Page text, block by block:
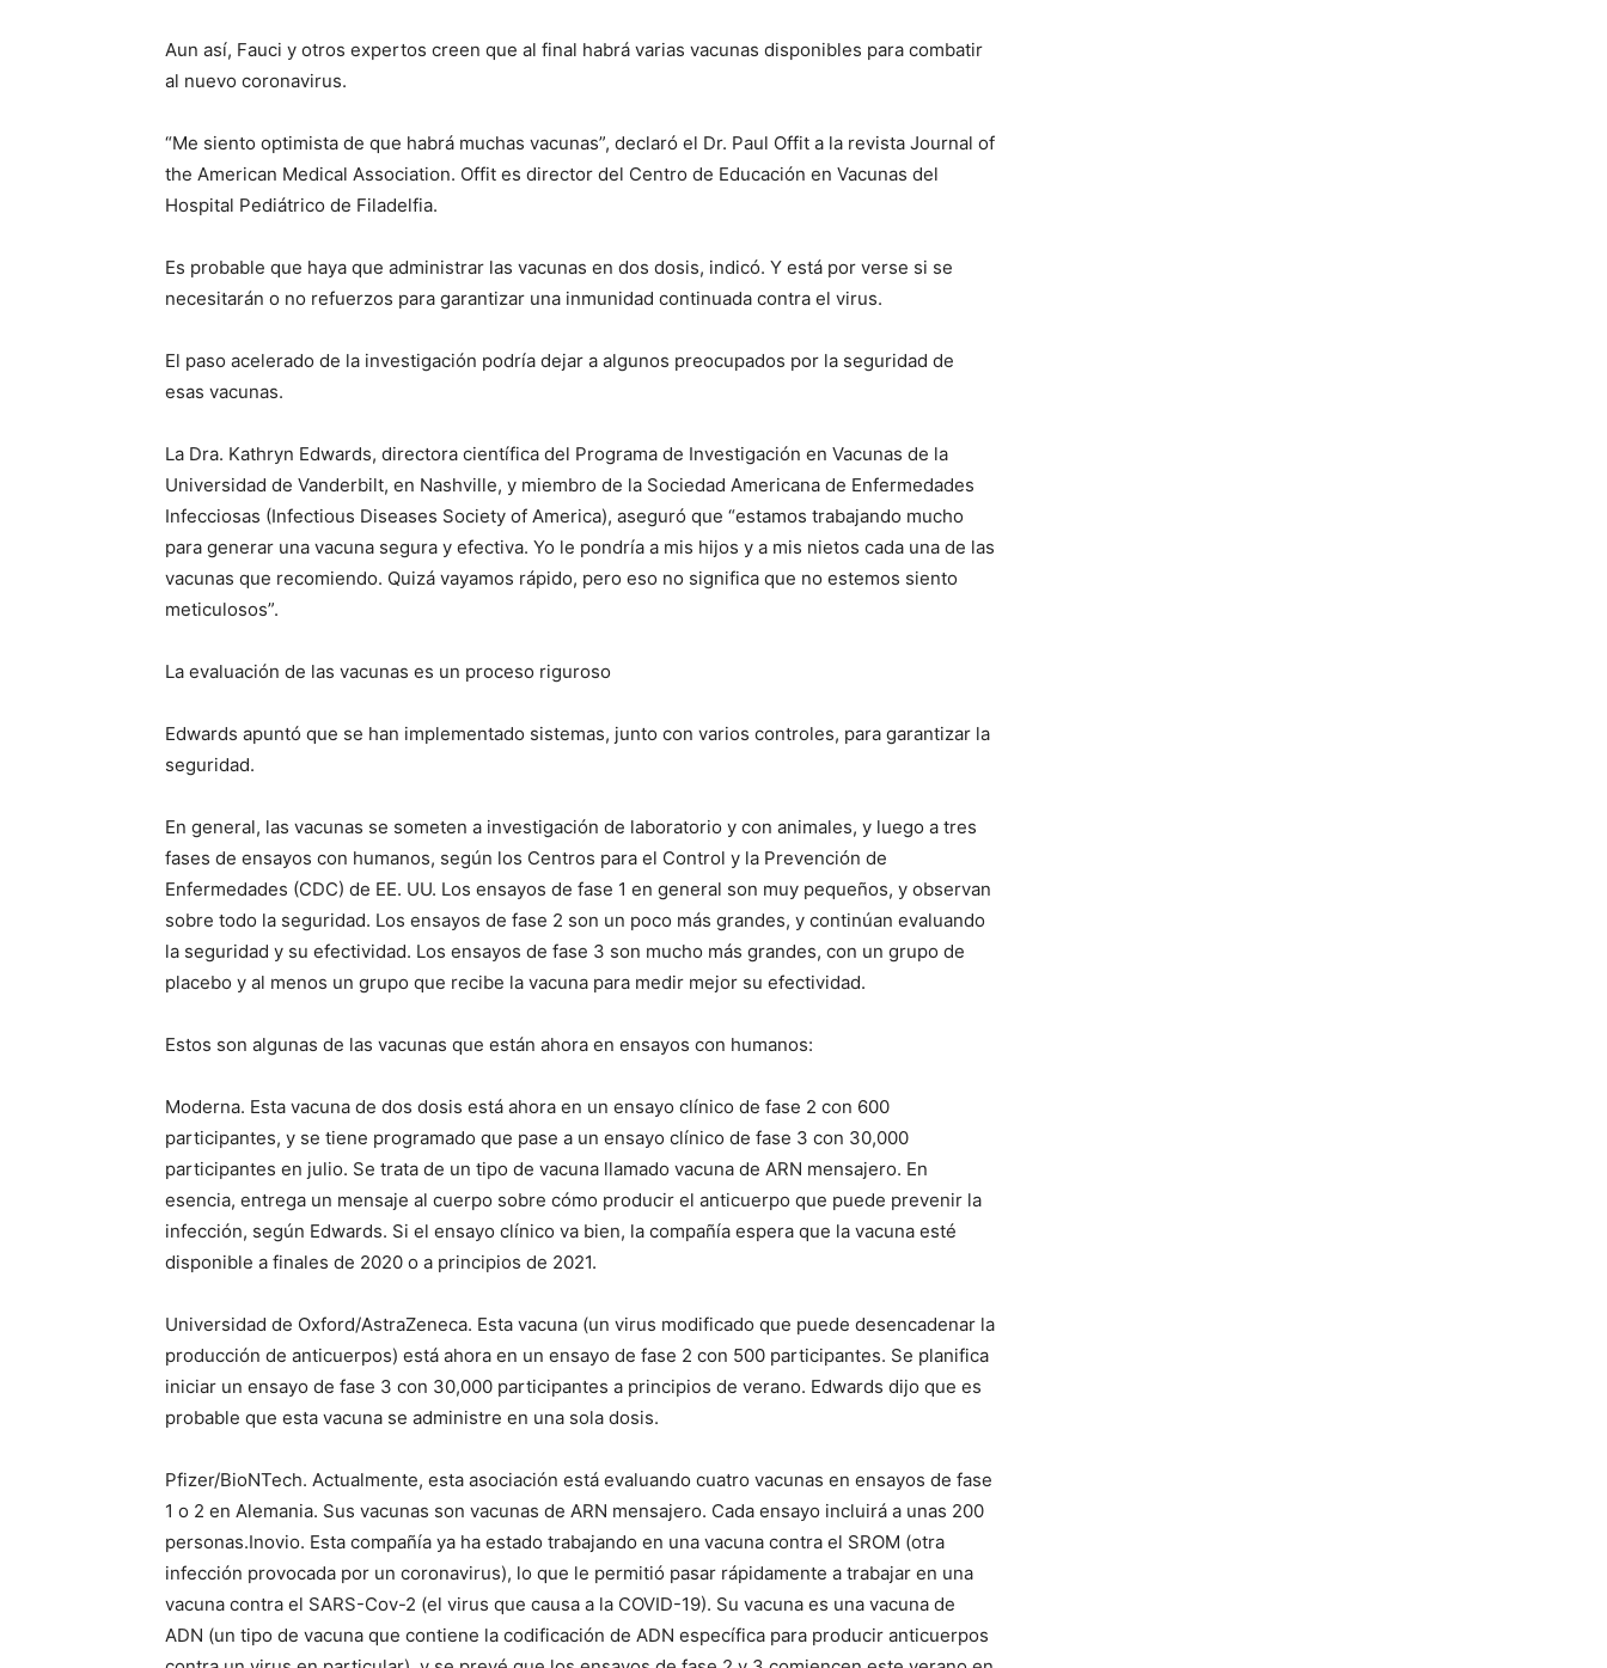
Aun así, Fauci y otros expertos creen que al final habrá varias vacunas disponibles para combatir
al nuevo coronavirus.
“Me siento optimista de que habrá muchas vacunas”, declaró el Dr. Paul Offit a la revista Journal of
the American Medical Association. Offit es director del Centro de Educación en Vacunas del
Hospital Pediátrico de Filadelfia.
Es probable que haya que administrar las vacunas en dos dosis, indicó. Y está por verse si se
necesitarán o no refuerzos para garantizar una inmunidad continuada contra el virus.
El paso acelerado de la investigación podría dejar a algunos preocupados por la seguridad de
esas vacunas.
La Dra. Kathryn Edwards, directora científica del Programa de Investigación en Vacunas de la
Universidad de Vanderbilt, en Nashville, y miembro de la Sociedad Americana de Enfermedades
Infecciosas (Infectious Diseases Society of America), aseguró que “estamos trabajando mucho
para generar una vacuna segura y efectiva. Yo le pondría a mis hijos y a mis nietos cada una de las
vacunas que recomiendo. Quizá vayamos rápido, pero eso no significa que no estemos siento
meticulosos”.
La evaluación de las vacunas es un proceso riguroso
Edwards apuntó que se han implementado sistemas, junto con varios controles, para garantizar la
seguridad.
En general, las vacunas se someten a investigación de laboratorio y con animales, y luego a tres
fases de ensayos con humanos, según los Centros para el Control y la Prevención de
Enfermedades (CDC) de EE. UU. Los ensayos de fase 1 en general son muy pequeños, y observan
sobre todo la seguridad. Los ensayos de fase 2 son un poco más grandes, y continúan evaluando
la seguridad y su efectividad. Los ensayos de fase 3 son mucho más grandes, con un grupo de
placebo y al menos un grupo que recibe la vacuna para medir mejor su efectividad.
Estos son algunas de las vacunas que están ahora en ensayos con humanos:
Moderna. Esta vacuna de dos dosis está ahora en un ensayo clínico de fase 2 con 600
participantes, y se tiene programado que pase a un ensayo clínico de fase 3 con 30,000
participantes en julio. Se trata de un tipo de vacuna llamado vacuna de ARN mensajero. En
esencia, entrega un mensaje al cuerpo sobre cómo producir el anticuerpo que puede prevenir la
infección, según Edwards. Si el ensayo clínico va bien, la compañía espera que la vacuna esté
disponible a finales de 2020 o a principios de 2021.
Universidad de Oxford/AstraZeneca. Esta vacuna (un virus modificado que puede desencadenar la
producción de anticuerpos) está ahora en un ensayo de fase 2 con 500 participantes. Se planifica
iniciar un ensayo de fase 3 con 30,000 participantes a principios de verano. Edwards dijo que es
probable que esta vacuna se administre en una sola dosis.
Pfizer/BioNTech. Actualmente, esta asociación está evaluando cuatro vacunas en ensayos de fase
1 o 2 en Alemania. Sus vacunas son vacunas de ARN mensajero. Cada ensayo incluirá a unas 200
personas.Inovio. Esta compañía ya ha estado trabajando en una vacuna contra el SROM (otra
infección provocada por un coronavirus), lo que le permitió pasar rápidamente a trabajar en una
vacuna contra el SARS-Cov-2 (el virus que causa a la COVID-19). Su vacuna es una vacuna de
ADN (un tipo de vacuna que contiene la codificación de ADN específica para producir anticuerpos